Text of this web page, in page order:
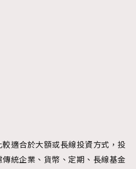
適合於大額或長線投資方式，投
統企業、貨幣、定期、長線基金